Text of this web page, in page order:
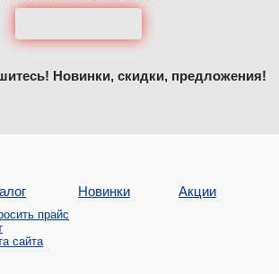
Новинки, скидки, предложения!
прайс
сайта
Новинки Акции